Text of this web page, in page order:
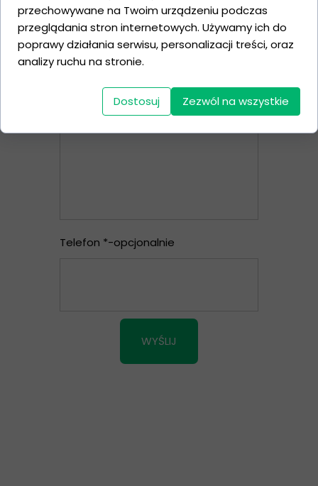
Telefon *-opcjonalnie
WYŚLIJ
przechowywane na Twoim urządzeniu podczas
przeglądania stron internetowych. Używamy ich do
poprawy działania serwisu, personalizacji treści, oraz
analizy ruchu na stronie.
Dostosuj Zezwól na wszystkie